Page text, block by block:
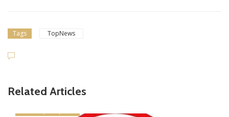
Tags TopNews
Related Articles